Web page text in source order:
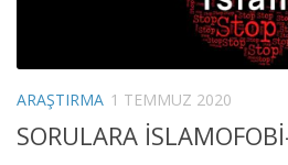
ARAŞTIRMA 1 TEMMUZ 2020
SORULARA